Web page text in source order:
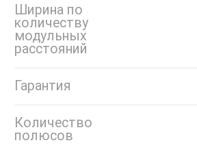
Ширина по
количеству
модульных
расстояний
Гарантия
Количество
полюсов